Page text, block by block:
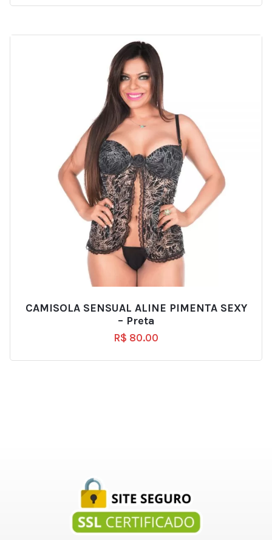
CAMISOLA SENSUAL ALINE PIMENTA SEXY
– Preta
R$ 80.00